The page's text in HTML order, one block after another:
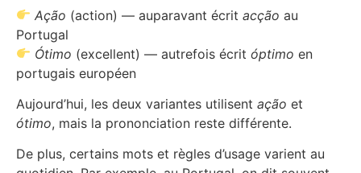
Ação (action) — auparavant écritacção au
Portugal
Ótimo (excellent) — autrefois écritóptimo en
portugais européen
Aujourd’hui, les deux variantes utilisent ação et
ótimo, mais la prononciation reste différente.
De plus, certains mots et règles d’usage varient au